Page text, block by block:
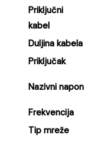
Priključni
kabel
Duljina kabela
Priključak
Nazivni napon
Frekvencija
Tip mreže